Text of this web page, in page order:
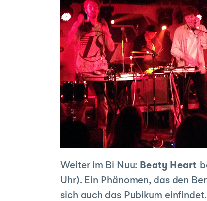
Weiter im Bi Nuu: Beaty Heart
Uhr). Ein Phänomen, das den
sich auch das Pubikum